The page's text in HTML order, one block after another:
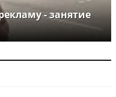
- занятие